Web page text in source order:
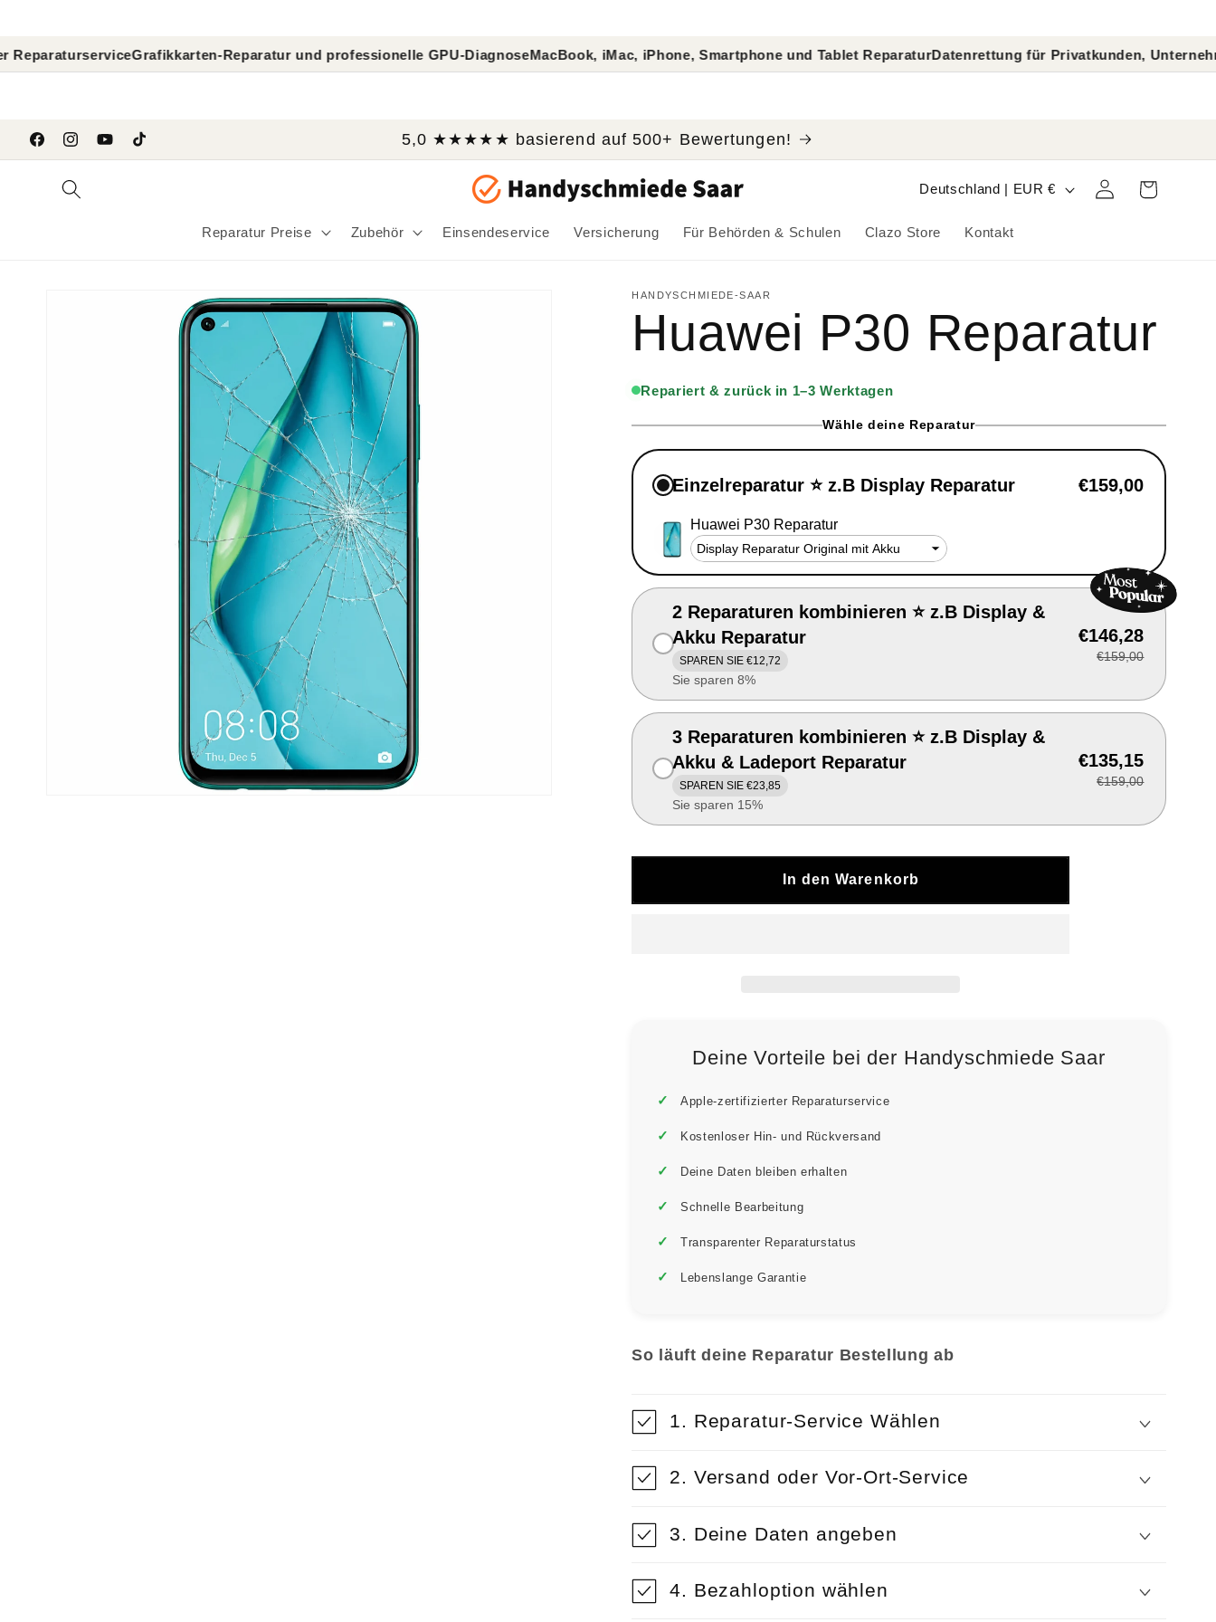
Grafikkarten-Reparatur und professionelle GPU-DiagnoseMacBook, iMac, iPhone, Smartphone und Tablet ReparaturDatenrettung für Privatkunden, Unternehmen und
FacebookInstagramYouTubeTikTok
5,0 ★★★★★ basierend auf 500+ Bewertungen!
Reparatur Preise Zubehör Einsendeservice Versicherung Für Behörden & Schulen Clazo Store Kontakt
L
a
/
e
g
i
n
Deutschland | EUR € EinloggenWarenkorb
Produktinformationen
HANDYSCHMIEDE-SAAR
Huawei P30 Reparatur
Repariert & zurück in 1–3 Werktagen
Wähle deine Reparatur
Einzelreparatur ⭐ z.B Display Reparatur €159,00
Huawei P30 Reparatur
2 Reparaturen kombinieren ⭐ z.B Display &
Akku Reparatur
SPAREN SIE €12,72
Sie sparen 8%
€146,28
€159,00
3 Reparaturen kombinieren ⭐ z.B Display &
Akku & Ladeport Reparatur
SPAREN SIE €23,85
Sie sparen 15%
€135,15
€159,00
In den Warenkorb
Deine Vorteile bei der Handyschmiede Saar
Apple-zertifizierter Reparaturservice
Kostenloser Hin- und Rückversand
Deine Daten bleiben erhalten
Schnelle Bearbeitung
Transparenter Reparaturstatus
Lebenslange Garantie
So läuft deine Reparatur Bestellung ab
1. Reparatur-Service Wählen
2. Versand oder Vor-Ort-Service
3. Deine Daten angeben
4. Bezahloption wählen